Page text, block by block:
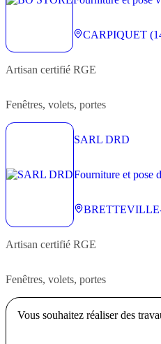
CARPIQUET
Artisan certifié RGE
Fenêtres, volets, portes
SARL DRD
Fourniture et pose
Artisan certifié RGE
Fenêtres, volets, portes
Vous souhaitez réaliser des